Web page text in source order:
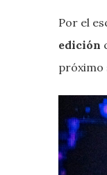
Por el
edición
próximo